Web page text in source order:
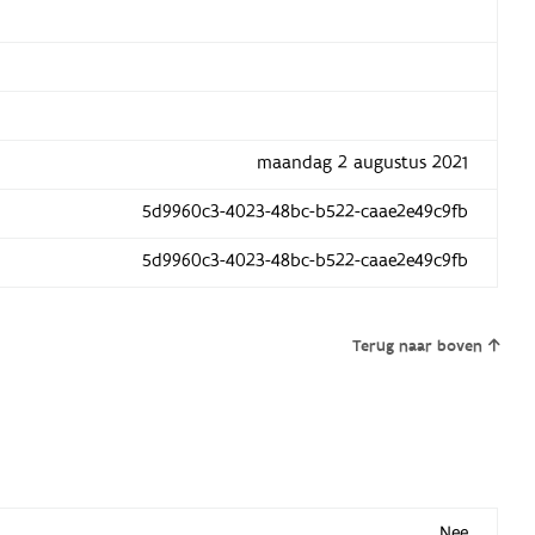
maandag 2 augustus 2021
5d9960c3-4023-48bc-b522-caae2e49c9fb
5d9960c3-4023-48bc-b522-caae2e49c9fb
Terug naar boven